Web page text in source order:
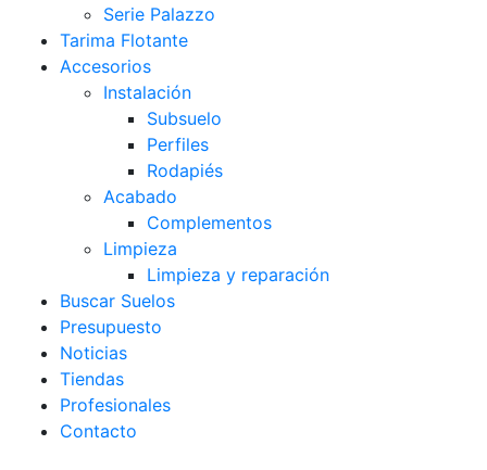
Serie Palazzo
Tarima Flotante
Accesorios
Instalación
Subsuelo
Perfiles
Rodapiés
Acabado
Complementos
Limpieza
Limpieza y reparación
Buscar Suelos
Presupuesto
Noticias
Tiendas
Profesionales
Contacto